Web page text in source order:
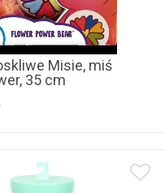
Misie, miś
35 cm